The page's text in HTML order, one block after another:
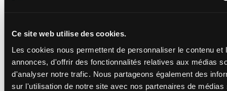
Ce site web utilise des cookies.
Les cookies nous permettent de personnaliser le contenu et
annonces, d'offrir des fonctionnalités relatives aux médias
d'analyser notre trafic. Nous partageons également des
sur l'utilisation de notre site avec nos partenaires de médias
13
D'ATOUT
Tugend F.-
F/7 - 2700m -
- €56,200
5m Da 0a 7a Da
7a Da 0a 6a 0a
(23) 0a 7a
F/7 2700m
1'13"6
€56,200
7a Da 7a
Da 0a 6a 0a
(23) 0a 7a